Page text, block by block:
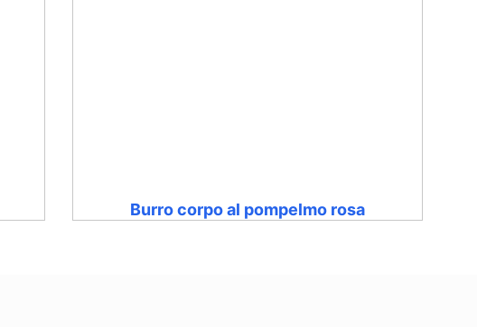
Burro corpo al pompelmo rosa